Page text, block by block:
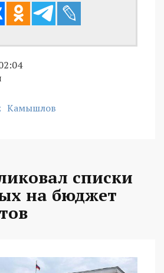
Камышлов
списки
на бюджет